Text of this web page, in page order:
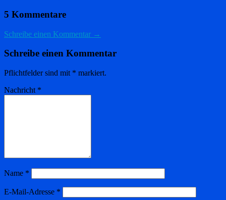
5 Kommentare
Schreibe einen Kommentar →
Schreibe einen Kommentar
Pflichtfelder sind mit * markiert.
Nachricht *
Name *
E-Mail-Adresse *